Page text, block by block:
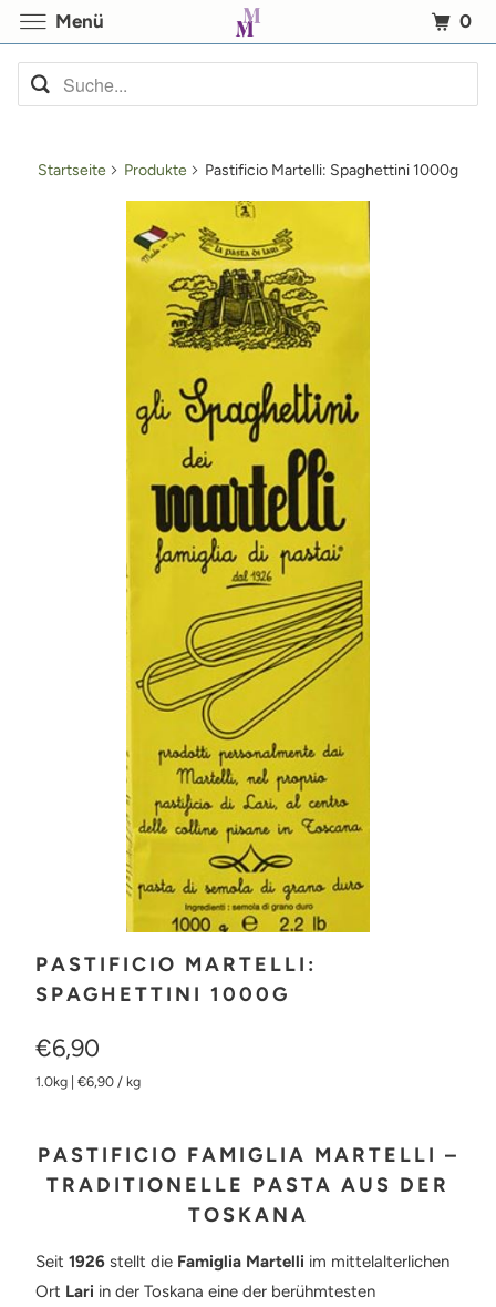
Startseite Produkte Pastificio Martelli: Spaghettini 1000g
PASTIFICIO MARTELLI:
SPAGHETTINI 1000G
€6,90
1.0kg| €6,90/ kg
PASTIFICIO FAMIGLIA MARTELLI –
TRADITIONELLE PASTA AUS DER
TOSKANA
Seit 1926stellt die Famiglia Martelli im mittelalterlichen
Ort Lari in der Toskana eine der berühmtesten
Menü 0